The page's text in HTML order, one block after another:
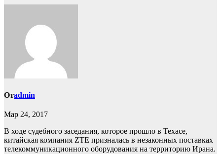
Отadmin
Мар 24, 2017
В ходе судебного заседания, которое прошло в Техасе,
китайская компания ZTE призналась в незаконных поставках
телекоммуникационного оборудования на территорию Ирана.